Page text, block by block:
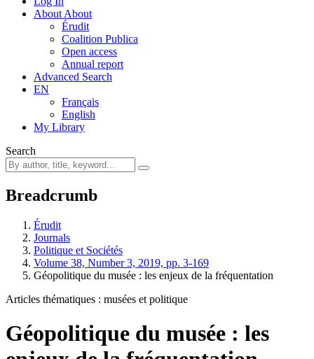
About About
Érudit
Coalition Publica
Open access
Annual report
Advanced Search
EN
Français
English
My Library
Search
Breadcrumb
Érudit
Journals
Politique et Sociétés
Volume 38, Number 3, 2019, pp. 3-169
Géopolitique du musée : les enjeux de la fréquentation
Articles thématiques : musées et politique
Géopolitique du musée : les